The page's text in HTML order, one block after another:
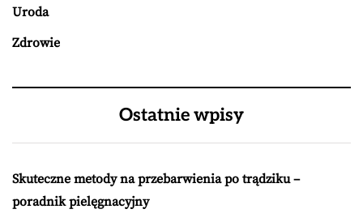
Uroda
Zdrowie
Ostatnie wpisy
Skuteczne metody na przebarwienia po trądziku –
poradnik pielęgnacyjny